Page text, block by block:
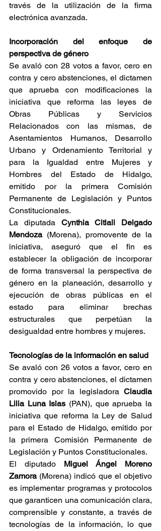
través de la utilización de la firma
electrónica avanzada.
Incorporación del enfoque de
perspectiva de género
Se avaló con 28 votos a favor, cero en
contra y cero abstenciones, el dictamen
que aprueba con modificaciones la
iniciativa que reforma las leyes de
Obras Públicas y Servicios
Relacionados con las mismas, de
Asentamientos Humanos, Desarrollo
Urbano y Ordenamiento Territorial y
para la Igualdad entre Mujeres y
Hombres del Estado de Hidalgo,
emitido por la primera Comisión
Permanente de Legislación y Puntos
Constitucionales.
La diputada Cynthia Citlali Delgado
Mendoza (Morena), promovente de la
iniciativa, aseguró que el fin es
establecer la obligación de incorporar
de forma transversal la perspectiva de
género en la planeación, desarrollo y
ejecución de obras públicas en el
estado para eliminar brechas
estructurales que perpetúan la
desigualdad entre hombres y mujeres.
Tecnologías de la información en salud
Se avaló con 26 votos a favor, cero en
contra y cero abstenciones, el dictamen
promovido por la legisladora Claudia
Lilia Luna Islas (PAN), que aprueba la
iniciativa que reforma la Ley de Salud
para el Estado de Hidalgo, emitido por
la primera Comisión Permanente de
Legislación y Puntos Constitucionales.
El diputado Miguel Ángel Moreno
Zamora (Morena) indicó que el objetivo
es implementar programas y protocolos
que garanticen una comunicación clara,
comprensible y constante, a través de
tecnologías de la información, lo que